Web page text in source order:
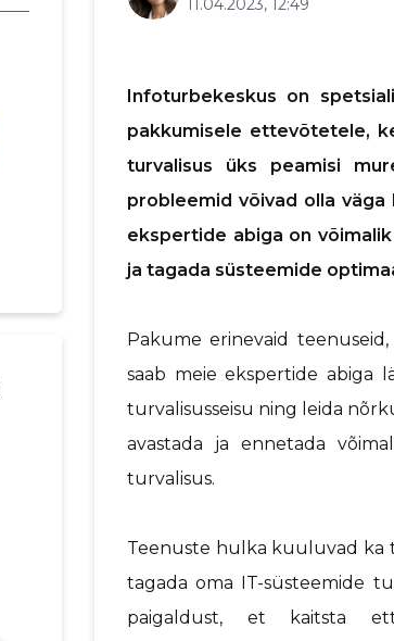
11.04.2023, 12:49
Infoturbekeskus on
pakkumisele ettevõtetele,
turvalisus üks peamisi
probleemid võivad olla
ekspertide abiga on
ja tagada süsteemide
Pakume erinevaid
saab meie ekspertide abiga
turvalisusseisu ning leida
avastada ja ennetada
turvalisus.
Teenuste hulka kuuluvad ka
tagada oma IT-süsteemide
paigaldust, et kaitsta